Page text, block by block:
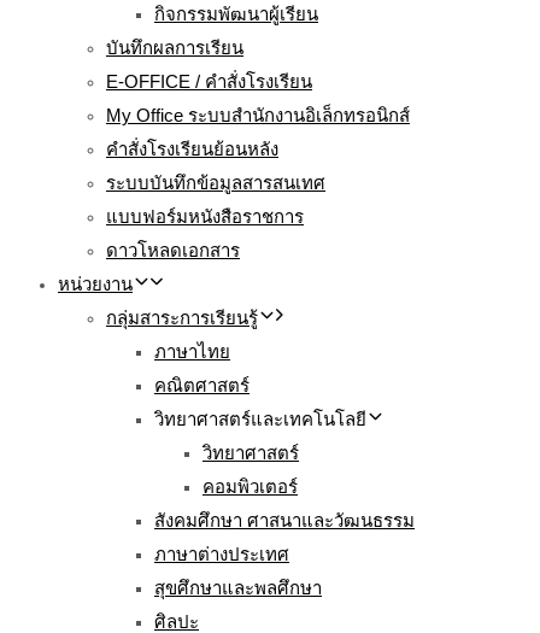
กิจกรรมพัฒนาผู้เรียน
บันทึกผลการเรียน
E-OFFICE / คำสั่งโรงเรียน
My Office ระบบสำนักงานอิเล็กทรอนิกส์
คำสั่งโรงเรียนย้อนหลัง
ระบบบันทึกข้อมูลสารสนเทศ
แบบฟอร์มหนังสือราชการ
ดาวโหลดเอกสาร
หน่วยงาน
กลุ่มสาระการเรียนรู้
ภาษาไทย
คณิตศาสตร์
วิทยาศาสตร์และเทคโนโลยี
วิทยาศาสตร์
คอมพิวเตอร์
สังคมศึกษา ศาสนาและวัฒนธรรม
ภาษาต่างประเทศ
สุขศึกษาและพลศึกษา
ศิลปะ